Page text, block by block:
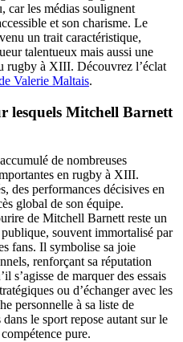
car les médias soulignent
et son charisme. Le
un trait caractéristique,
talentueux mais aussi une
rugby à XIII. Découvrez l’éclat
Valerie Maltais.
lesquels Mitchell Barnett
de nombreuses
en rugby à XIII.
des performances décisives en
global de son équipe.
de Mitchell Barnett reste un
souvent immortalisé par
fans. Il symbolise sa joie
renforçant sa réputation
s’agisse de marquer des essais
ou d’échanger avec les
personnelle à sa liste de
le sport repose autant sur le
pure.